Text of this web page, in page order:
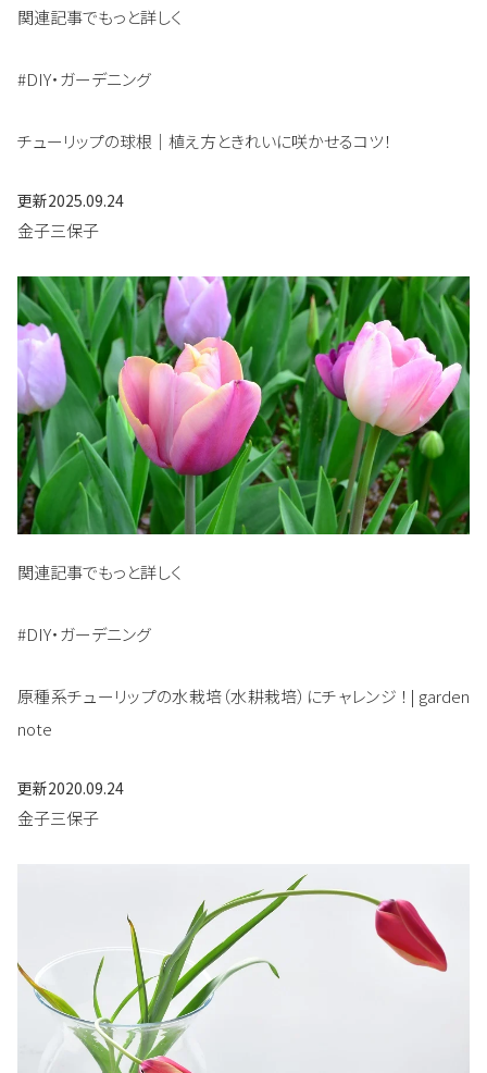
関連記事でもっと詳しく
#DIY・ガーデニング
チューリップの球根｜植え方ときれいに咲かせるコツ！
更新2025.09.24
金子三保子
関連記事でもっと詳しく
#DIY・ガーデニング
原種系チューリップの水栽培（水耕栽培）にチャレンジ ！| garden
note
更新2020.09.24
金子三保子